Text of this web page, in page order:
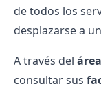
de todos los
desplazarse a
A través del
consultar sus